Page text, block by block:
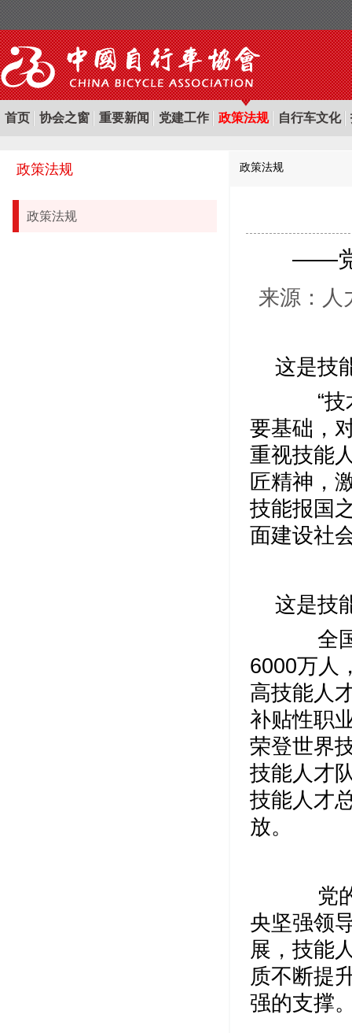
首页 协会之窗 重要新闻 党建工作 政策法规 自行车文化
政策法规
政策法规
政策法规
——党
来源：人
这是技
“技术
要基础，
重视技能
匠精神，
技能报国
面建设社
这是技
全国
6000万人
高技能人
补贴性职
荣登世界
技能人才
技能人才
放。
党的
央坚强领
展，技能
质不断提
强的支撑